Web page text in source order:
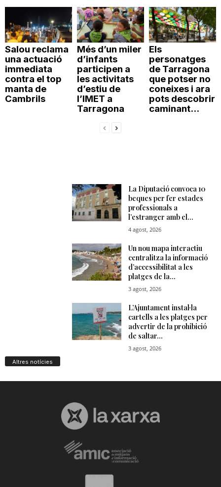
Salou reclama
una actuació
immediata
contra el top
manta de
Cambrils
Més d’un miler
d’infants
participen a
les activitats
d’estiu de
l’IMET a
Tarragona
Els
personatges
de Tarragona
que potser no
coneixes i ara
pots descobrir
caminant...
Altres notícies